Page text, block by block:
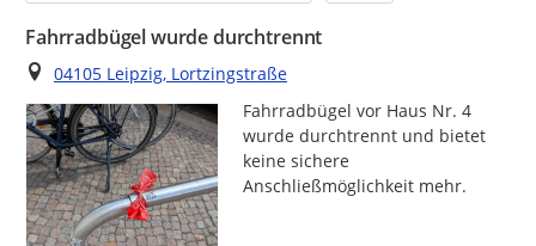
Fahrradbügel wurde durchtrennt
Ort
04105 Leipzig, Lortzingstraße
Fahrradbügel vor Haus Nr. 4
wurde durchtrennt und bietet
keine sichere
Anschließmöglichkeit mehr.